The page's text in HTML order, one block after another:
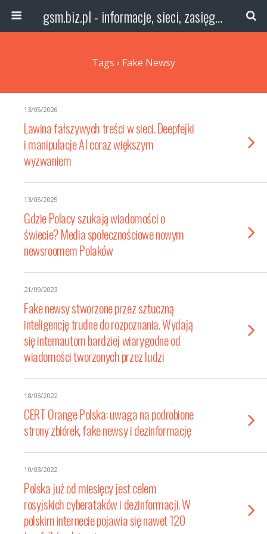
gsm.biz.pl - informacje, sieci, zasięg technologie
Tags › Fake Newsy
13/05/2026
Lawina fałszywych treści w sieci. Deepfejki
i manipulacje AI coraz większym
wyzwaniem
13/05/2025
Gdzie Polacy szukają wiadomości o
świecie? Media społecznościowe nowym
newsroomem Polaków
21/09/2023
Fake newsy stworzone przez sztuczną
inteligencję trudne do rozpoznania. Wydają
się internautom bardziej wiarygodne od
wiadomości tworzonych przez ludzi
18/03/2022
CERT Orange Polska: uwaga na podrobione
strony zbiórek, fake newsy i dezinformację
10/03/2022
Polska już od miesięcy jest celem
rosyjskich cyberataków i dezinformacji. W
polskim internecie pojawia się nawet 120